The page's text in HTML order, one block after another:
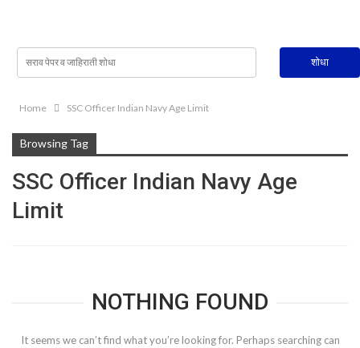
Home SSC Officer Indian Navy Age Limit
Browsing Tag
SSC Officer Indian Navy Age
Limit
NOTHING FOUND
It seems we can’t find what you’re looking for. Perhaps searching can